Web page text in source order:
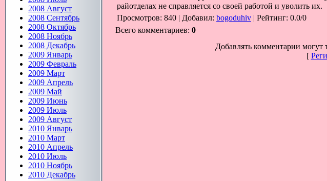
2008 Август
2008 Сентябрь
2008 Октябрь
2008 Ноябрь
2008 Декабрь
2009 Январь
2009 Февраль
2009 Март
2009 Апрель
2009 Май
2009 Июнь
2009 Июль
2009 Август
2010 Январь
2010 Март
2010 Апрель
2010 Июль
2010 Ноябрь
2010 Декабрь
райотделах не справляется со своей работой и уволить их.
Просмотров: 840 | Добавил: bogoduhiv | Рейтинг: 0.0/0
Всего комментариев: 0
Добавлять комментарии могут
[